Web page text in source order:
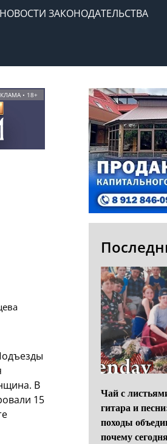
НОВОСТИ ЗАКОНОДАТЕЛЬСТВА
• 18+
В
15
Чай с
гитара и
походы
почему